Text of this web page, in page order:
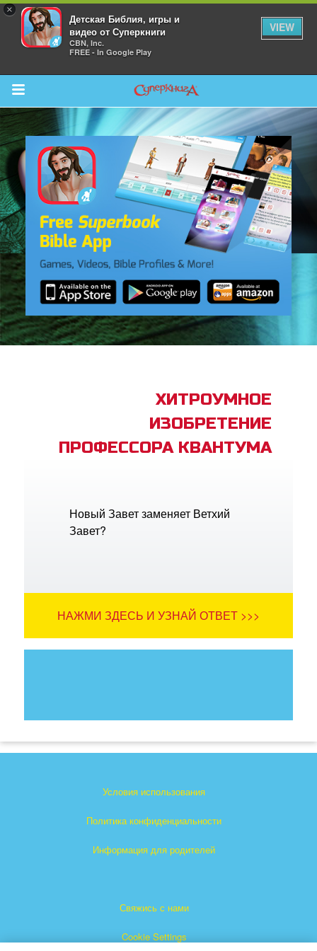
×
Детская Библия, игры и
видео от Суперкниги
CBN, Inc.
FREE - In Google Play
VIEW
Return to Content
Bible App
ХИТРОУМНОЕ
ИЗОБРЕТЕНИЕ
ПРОФЕССОРА КВАНТУМА
Новый Завет заменяет Ветхий
Завет?
НАЖМИ ЗДЕСЬ И УЗНАЙ ОТВЕТ >>>
Условия использования
Политика конфиденциальности
Информация для родителей
Свяжись с нами
Cookie Settings